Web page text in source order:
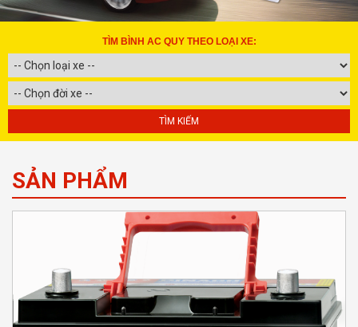
TÌM BÌNH AC QUY THEO LOẠI XE:
SẢN PHẨM